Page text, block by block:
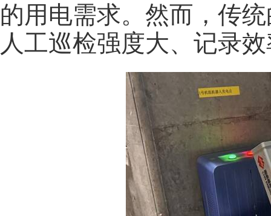
的用电需求。然而，传
人工巡检强度大、记录